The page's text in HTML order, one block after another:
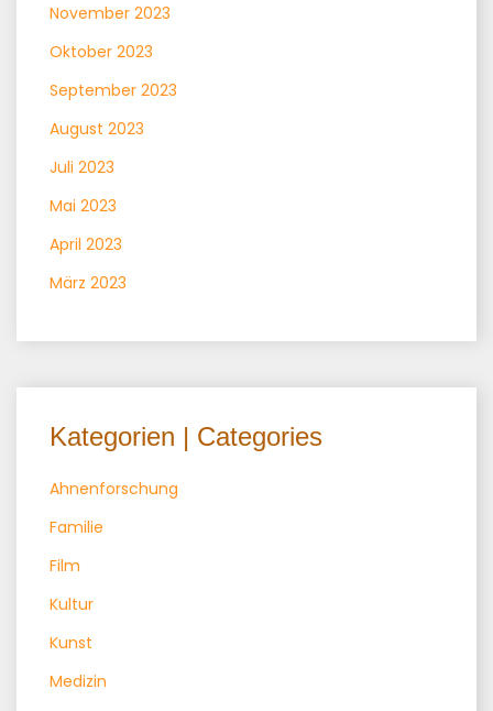
November 2023
Oktober 2023
September 2023
August 2023
Juli 2023
Mai 2023
April 2023
März 2023
Kategorien | Categories
Ahnenforschung
Familie
Film
Kultur
Kunst
Medizin